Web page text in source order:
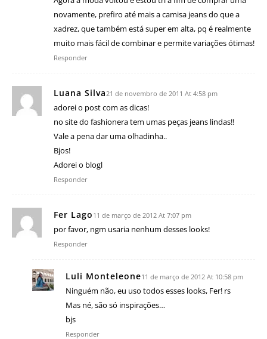
novamente, prefiro até mais a camisa jeans do que a
xadrez, que também está super em alta, pq é realmente
muito mais fácil de combinar e permite variações ótimas!
Responder
Luana Silva21 de novembro de 2011 At 4:58 pm
adorei o post com as dicas!
no site do fashionera tem umas peças jeans lindas!!
Vale a pena dar uma olhadinha..
Bjos!
Adorei o blogl
Responder
Fer Lago 11 de março de 2012 At 7:07 pm
por favor, ngm usaria nenhum desses looks!
Responder
Luli Monteleone11 de março de 2012 At 10:58 pm
Ninguém não, eu uso todos esses looks, Fer! rs
Mas né, são só inspirações…
bjs
Responder